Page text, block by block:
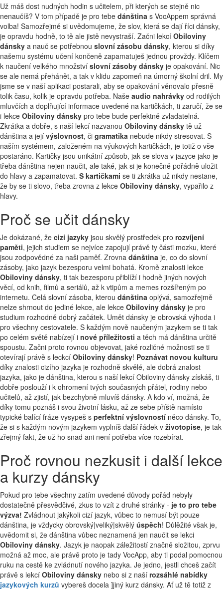
Už máš dost nudných hodin s učitelem, při kterých se stejně nic
nenaučíš? V tom případě je pro tebe dánština s VocAppem správná
volba! Samozřejmě si uvědomujeme, že slov, která se dají říci dánsky,
je opravdu hodně, to tě ale jistě nevystraší. Začni lekcí Obiloviny
dánsky a nauč se potřebnou slovní zásobu dánsky, kterou si díky
našemu systému učení končeně zapamatuješ jednou provždy. Klíčem
k naučení velkého množství slovní zásoby dánsky je opakování. Nic
se ale nemá přehánět, a tak v klidu zapomeň na úmorný školní dril. My
jsme se v naší aplikaci postarali, aby se opakování věnovalo přesně
tolik času, kolik je opravdu potřeba. Naše audio nahrávky od rodilých
mluvčích a doplňující informace uvedené na kartičkách, ti zaručí, že se
i lekce Obiloviny dánsky pro tebe bude perfektně zvladatelná.
Zkrátka a dobře, s naší lekcí nazvanou Obiloviny dánsky tě už
dánština a její výslovnost, či gramatika nebude nikdy stresovat. S
naším systémem, založeném na výukových kartičkách, je totiž o vše
postaráno. Kartičky jsou unikátní způsob, jak se slova v jazyce jako je
třeba dánština nejen naučit, ale také, jak si je konečně pořádně uložit
do hlavy a zapamatovat. S kartičkami se ti zkrátka už nikdy nestane,
že by se ti slovo, třeba zrovna z lekce Obiloviny dánsky, vypařilo z
hlavy.
Proč se učit dánsky
Je dokázané, že cizí jazyky jsou skvělý prostředek pro rozvíjení
paměti, jejich studiem se nejvíce zapojují právě ty části mozku, které
jsou zodpovědné za naši paměť. Zrovna dánština je, co do slovní
zásoby, jako jazyk bezesporu velmi bohatá. Kromě znalosti lekce
Obiloviny dánsky, ti tak bezesporu přiblíží i hodně jiných nových
věcí, od knih, filmů a seriálů, až k vtipům a memes rozšířeným po
internetu. Celá slovní zásoba, kterou dánština oplývá, samozřejmě
nelze shrnout do jediné lekce, ale lekce Obiloviny dánsky je pro
studium rozhodně dobrý začátek. Umět dánsky je obrovská výhoda i
pro všechny cestovatele. S každým nově naučeným jazykem se ti tak
po celém světě nabízejí i nové příležitosti a těch má dánština určitě
spoustu. Začni proto rovnou objevovat, jaké rozličné možnosti se ti
otevírají právě s leckcí Obiloviny dánsky! Poznávat novou kulturu
díky znalosti cizího jazyka je rozhodně skvělé, ale dobrá znalost
jazyka, jako je dánština, kterou s naší lekcí Obiloviny dánsky získáš, ti
dobře poslouží i k ohromení tvých současných přátel, rodiny nebo
učitelů, až zjistí, jak bezchybně mluvíš dánsky. A kdo ví, možná, že
díky tomu poznáš i svou životní lásku, až ze sebe příště namísto
typické balící fráze vysypeš s perfektní výslovností něco dánsky. To,
že si s každým novým jazykem vyplníš další řádek v životopise, je tak
zřejmý fakt, že už ho snad ani není potřeba více rozebírat.
Proč rovnou nezkusit i další lekce
a kurzy dánsky
Pokud pro tebe všechny zatím uvedené důvody pořád nebyly
dostatečně přesvědčivé, zkus to vzít z druhé stránky - je to pro tebe
výzva! Zvládnout jakýkoli cizí jazyk, vůbec to nemusí být pouze
dánština, je vždycky obrovský|veliký|skvělý úspěch! Důlěžité však je,
uvědomit si, že dánština vůbec neznamená jen naučit se lekci
Obiloviny dánsky. Jazyk je naopak záležitostí značně složitou, zprvu
možná až moc, ale právě proto je tady VocApp, aby ti podal pomocnou
ruku na cestě ke zvládnutí nového jazyka. Je jedno, jestli chceš začít
právě s lekcí Obiloviny dánsky nebo si z naší rozsáhlé nabídky
jazykových kurzů vybereš docela ]jiný kurz dánsky. Ať už tě totiž z